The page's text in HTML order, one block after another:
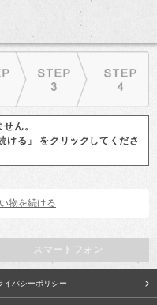
ん。
ける」 をクリックしてくださ
スマートフォン
イバシーポリシー